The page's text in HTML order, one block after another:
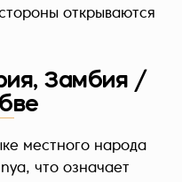
открываются
Замбия /
местного народа
что означает